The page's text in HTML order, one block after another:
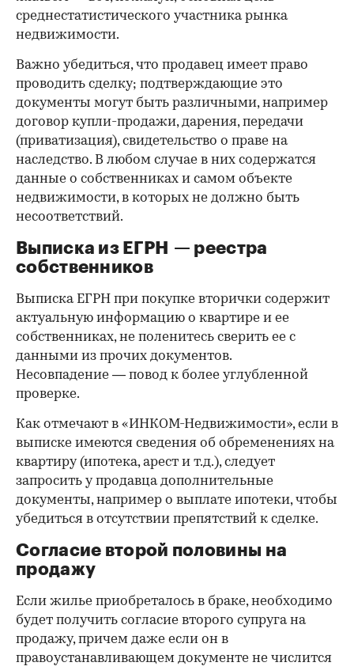
среднестатистического участника рынка
недвижимости.
Важно убедиться, что продавец имеет право
проводить сделку; подтверждающие это
документы могут быть различными, например
договор купли-продажи, дарения, передачи
(приватизация), свидетельство о праве на
наследство. В любом случае в них содержатся
данные о собственниках и самом объекте
недвижимости, в которых не должно быть
несоответствий.
Выписка из ЕГРН — реестра
собственников
Выписка ЕГРН при покупке вторички содержит
актуальную информацию о квартире и ее
собственниках, не поленитесь сверить ее с
данными из прочих документов.
Несовпадение — повод к более углубленной
проверке.
Как отмечают в «ИНКОМ-Недвижимости», если в
выписке имеются сведения об обременениях на
квартиру (ипотека, арест и т.д.), следует
запросить у продавца дополнительные
документы, например о выплате ипотеки, чтобы
убедиться в отсутствии препятствий к сделке.
Согласие второй половины на
продажу
Если жилье приобреталось в браке, необходимо
будет получить согласие второго супруга на
продажу, причем даже если он в
правоустанавливающем документе не числится